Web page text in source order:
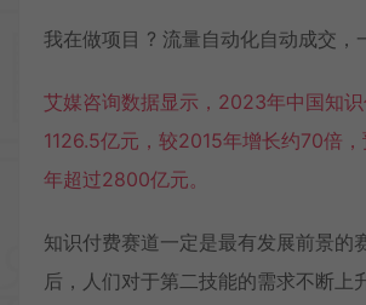
我在做项目 ? 流量自动化自动成交，
艾媒咨询数据显示，2023年中国知
1126.5亿元，较2015年增长约70倍
年超过2800亿元。
知识付费赛道一定是最有发展前景的
后，人们对于第二技能的需求不断上